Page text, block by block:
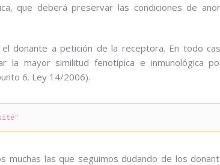
que deberá preservar las condiciones de
donante a petición de la receptora. En todo
la mayor similitud fenotípica e inmunológica
6. Ley 14/2006).
muchas las que seguimos dudando de los